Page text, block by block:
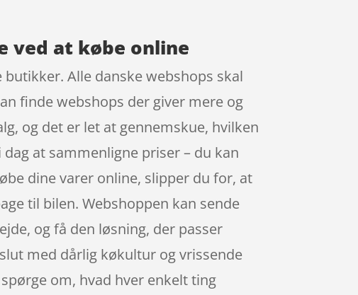
ved at købe online
Alle danske webshops skal
finde webshops der giver mere og
og det er let at gennemskue, hvilken
at sammenligne priser – du kan
dine varer online, slipper du for, at
til bilen. Webshoppen kan sende
og få den løsning, der passer
med dårlig køkultur og vrissende
om, hvad hver enkelt ting